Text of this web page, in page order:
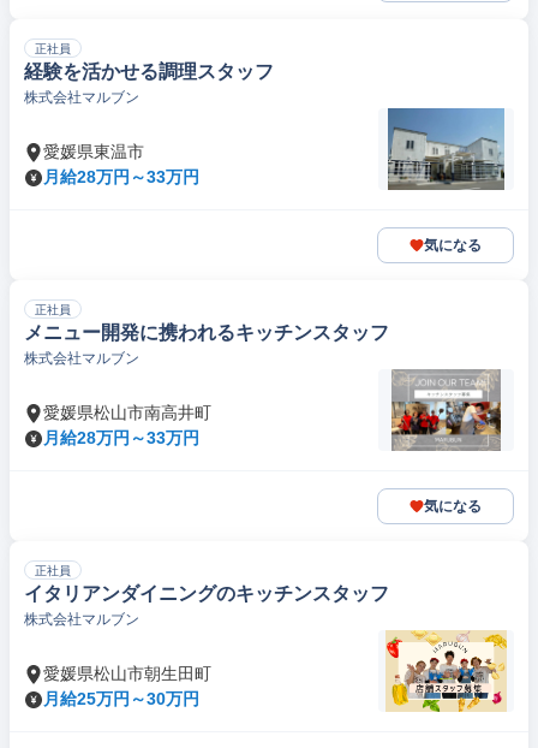
正社員
経験を活かせる調理スタッフ
株式会社マルブン
愛媛県東温市
月給28万円～33万円
気になる
正社員
メニュー開発に携われるキッチンスタッフ
株式会社マルブン
愛媛県松山市南高井町
月給28万円～33万円
気になる
正社員
イタリアンダイニングのキッチンスタッフ
株式会社マルブン
愛媛県松山市朝生田町
月給25万円～30万円